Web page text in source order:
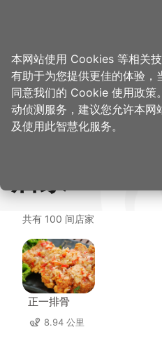
页
>
方
物
>
啡
福容大饭店
运 A8-田园
共有 100 间店家
正一排骨
8.94 公里
本网站使用 Cookies 等相关
有助于为您提供更佳的体验，
同意我们的 Cookie 使用政策
动侦测服务，建议您允许本网
及使用此智慧化服务。